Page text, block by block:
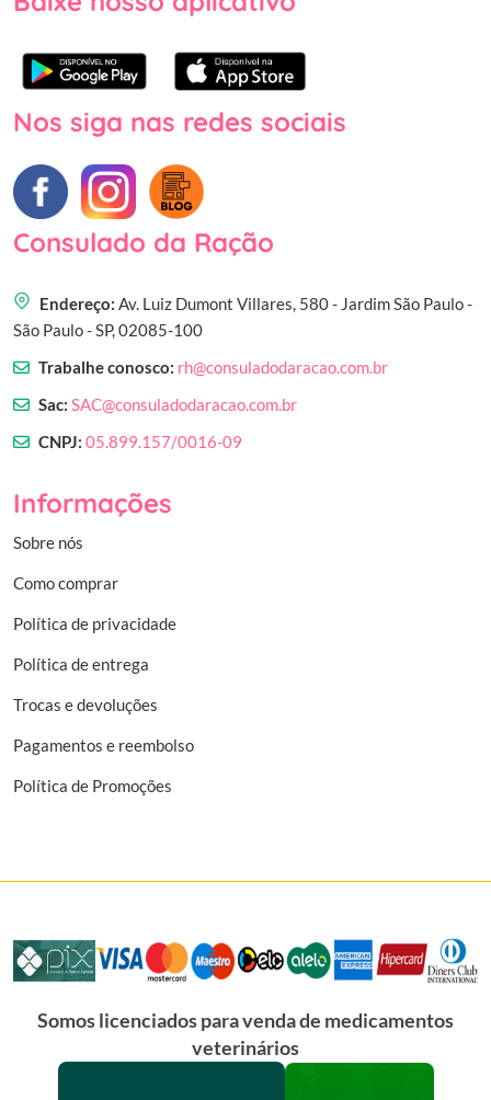
Nos siga nas redes sociais
Consulado da Ração
Endereço: Av. Luiz Dumont Villares, 580 - Jardim São Paulo -
São Paulo - SP, 02085-100
Trabalhe conosco: rh@consuladodaracao.com.br
Sac: SAC@consuladodaracao.com.br
CNPJ: 05.899.157/0016-09
Informações
Sobre nós
Como comprar
Política de privacidade
Política de entrega
Trocas e devoluções
Pagamentos e reembolso
Política de Promoções
Somos licenciados para venda de medicamentos
veterinários